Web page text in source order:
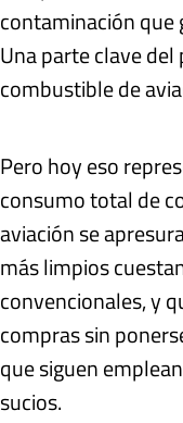
contaminación
Una parte clave
combustible de
Pero hoy eso
consumo total de
aviación se
más limpios
convencionales, y
compras sin
que siguen
sucios.